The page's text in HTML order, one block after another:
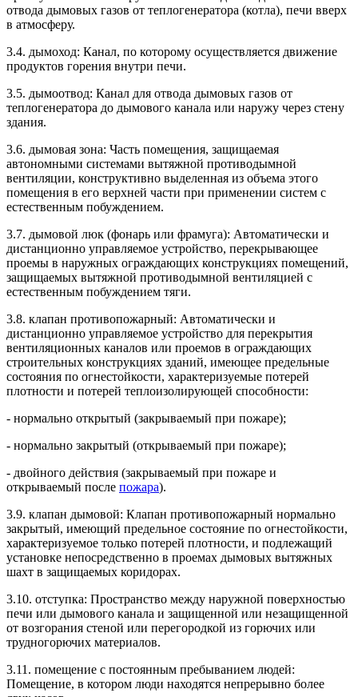
отвода дымовых газов от теплогенератора (котла), печи вверх
в атмосферу.
3.4. дымоход: Канал, по которому осуществляется движение
продуктов горения внутри печи.
3.5. дымоотвод: Канал для отвода дымовых газов от
теплогенератора до дымового канала или наружу через стену
здания.
3.6. дымовая зона: Часть помещения, защищаемая
автономными системами вытяжной противодымной
вентиляции, конструктивно выделенная из объема этого
помещения в его верхней части при применении систем с
естественным побуждением.
3.7. дымовой люк (фонарь или фрамуга): Автоматически и
дистанционно управляемое устройство, перекрывающее
проемы в наружных ограждающих конструкциях помещений,
защищаемых вытяжной противодымной вентиляцией с
естественным побуждением тяги.
3.8. клапан противопожарный: Автоматически и
дистанционно управляемое устройство для перекрытия
вентиляционных каналов или проемов в ограждающих
строительных конструкциях зданий, имеющее предельные
состояния по огнестойкости, характеризуемые потерей
плотности и потерей теплоизолирующей способности:
- нормально открытый (закрываемый при пожаре);
- нормально закрытый (открываемый при пожаре);
- двойного действия (закрываемый при пожаре и
открываемый после пожара).
3.9. клапан дымовой: Клапан противопожарный нормально
закрытый, имеющий предельное состояние по огнестойкости,
характеризуемое только потерей плотности, и подлежащий
установке непосредственно в проемах дымовых вытяжных
шахт в защищаемых коридорах.
3.10. отступка: Пространство между наружной поверхностью
печи или дымового канала и защищенной или незащищенной
от возгорания стеной или перегородкой из горючих или
трудногорючих материалов.
3.11. помещение с постоянным пребыванием людей:
Помещение, в котором люди находятся непрерывно более